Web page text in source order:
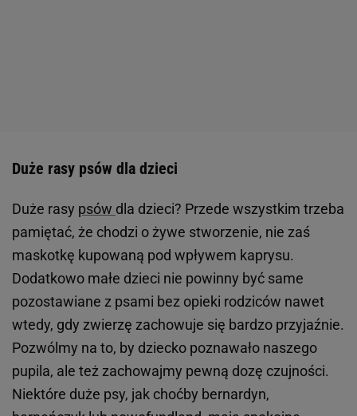
Duże rasy psów dla dzieci
Duże rasy psów dla dzieci? Przede wszystkim trzeba
pamiętać, że chodzi o żywe stworzenie, nie zaś
maskotkę kupowaną pod wpływem kaprysu.
Dodatkowo małe dzieci nie powinny być same
pozostawiane z psami bez opieki rodziców nawet
wtedy, gdy zwierzę zachowuje się bardzo przyjaźnie.
Pozwólmy na to, by dziecko poznawało naszego
pupila, ale też zachowajmy pewną dozę czujności.
Niektóre duże psy, jak choćby bernardyn,